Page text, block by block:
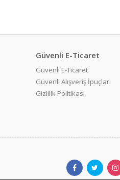
Güvenli E-Ticaret
Güvenli E-Ticaret
Güvenli Alışveriş İpuçları
Gizlilik Politikası